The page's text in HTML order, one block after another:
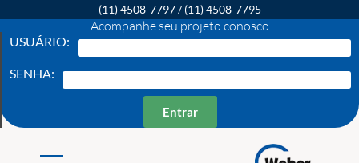
(11) 4508-7797/(11) 4508-7795
Acompanhe seu projeto conosco
USUÁRIO:
SENHA:
Entrar